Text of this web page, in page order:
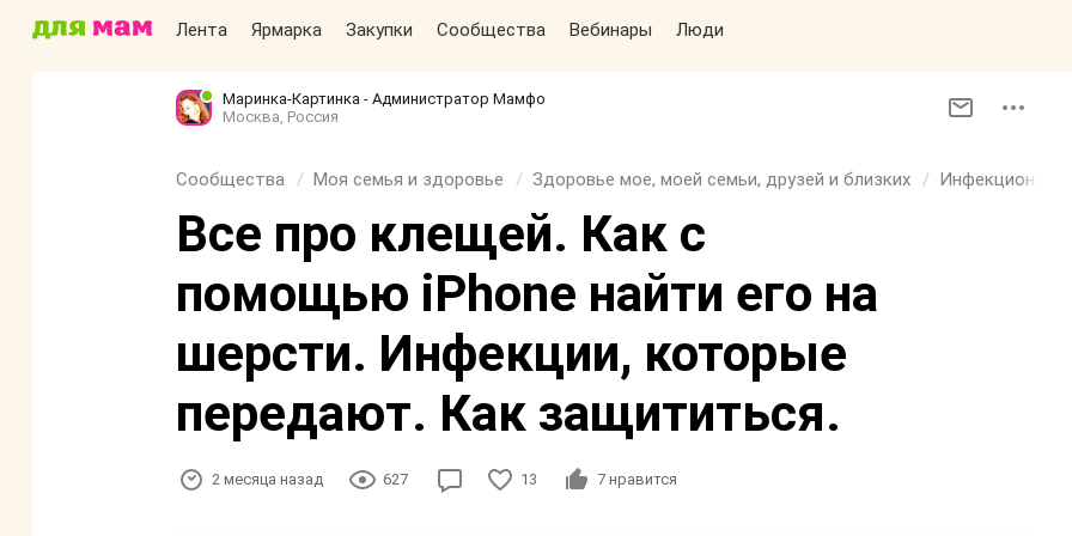
Лента Ярмарка Закупки Сообщества Вебинары Люди
Маринка-Картинка - Администратор Мамфо
Москва, Россия
Сообщества Моя семья и здоровье Здоровье мое, моей семьи, друзей и близких Инфекционные
Все про клещей. Как с
помощью iPhone найти его на
шерсти. Инфекции, которые
передают. Как защититься.
2 месяца назад 627 13 7 нравится